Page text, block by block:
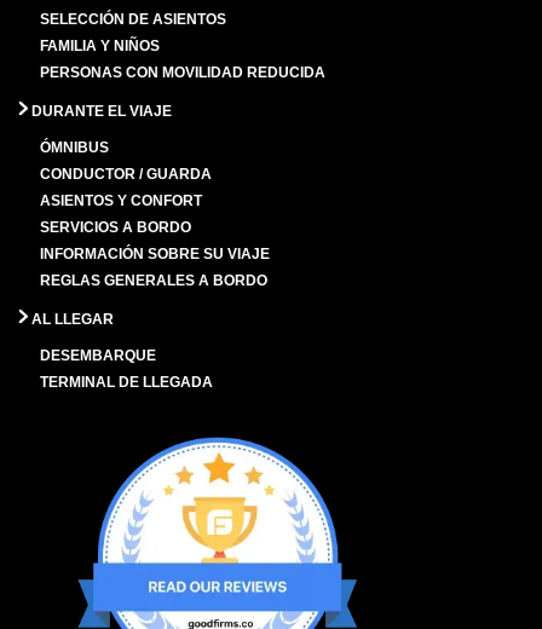
SELECCIÓN DE ASIENTOS
FAMILIA Y NIÑOS
PERSONAS CON MOVILIDAD REDUCIDA
DURANTE EL VIAJE
ÓMNIBUS
CONDUCTOR / GUARDA
ASIENTOS Y CONFORT
SERVICIOS A BORDO
INFORMACIÓN SOBRE SU VIAJE
REGLAS GENERALES A BORDO
AL LLEGAR
DESEMBARQUE
TERMINAL DE LLEGADA